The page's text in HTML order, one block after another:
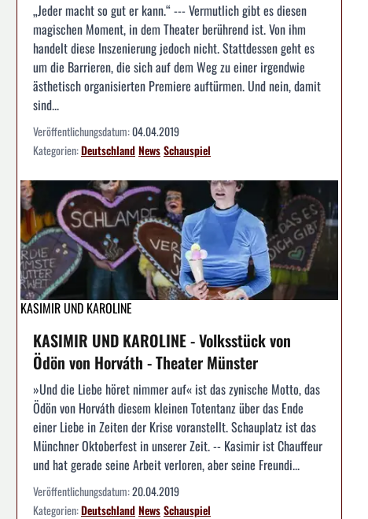
„Jeder macht so gut er kann.“ --- Vermutlich gibt es diesen
magischen Moment, in dem Theater berührend ist. Von ihm
handelt diese Inszenierung jedoch nicht. Stattdessen geht es
um die Barrieren, die sich auf dem Weg zu einer irgendwie
ästhetisch organisierten Premiere auftürmen. Und nein, damit
sind...
Veröffentlichungsdatum:04.04.2019
Kategorien:DeutschlandNewsSchauspiel
KASIMIR UND KAROLINE
KASIMIR UND KAROLINE - Volksstück von
Ödön von Horváth - Theater Münster
»Und die Liebe höret nimmer auf« ist das zynische Motto, das
Ödön von Horváth diesem kleinen Totentanz über das Ende
einer Liebe in Zeiten der Krise voranstellt. Schauplatz ist das
Münchner Oktoberfest in unserer Zeit. -- Kasimir ist Chauffeur
und hat gerade seine Arbeit verloren, aber seine Freundi...
Veröffentlichungsdatum:20.04.2019
Kategorien:DeutschlandNewsSchauspiel